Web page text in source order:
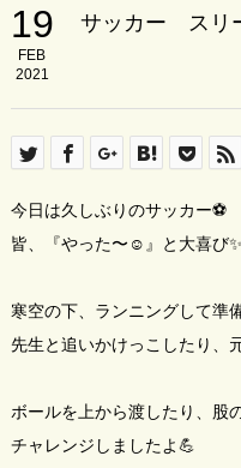
19
FEB
2021
サッカー スリ
今日は久しぶりのサッカー⚽️
皆、『やった〜☺️』と大喜び✨
寒空の下、ランニングして準
先生と追いかけっこしたり、
ボールを上から渡したり、股
チャレンジしましたよ💪